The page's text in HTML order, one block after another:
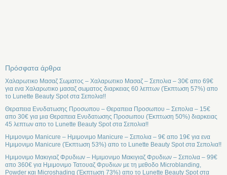
Πρόσφατα άρθρα
Χαλαρωτικο Μασαζ Σωματος – Χαλαρωτικο Μασαζ – Σεπολια – 30€ απο 69€
για ενα Χαλαρωτικο μασαζ σωματος διαρκειας 60 λεπτων (Έκπτωση 57%) απο
το Lunette Beauty Spot στα Σεπολια!!
Θεραπεια Ενυδατωσης Προσωπου – Θεραπεια Προσωπου – Σεπολια – 15€
απο 30€ για μια Θεραπεια Ενυδατωσης Προσωπου (Έκπτωση 50%) διαρκειας
45 λεπτων απο το Lunette Beauty Spot στα Σεπολια!!
Ημιμονιμο Manicure – Ημιμονιμο Manicure – Σεπολια – 9€ απο 19€ για ενα
Ημιμονιμο Manicure (Έκπτωση 53%) απο το Lunette Beauty Spot στα Σεπολια!!
Ημιμονιμο Μακιγιαζ Φρυδιων – Ημιμονιμο Μακιγιαζ Φρυδιων – Σεπολια – 99€
απο 360€ για Ημιμονιμο Τατουαζ Φρυδιων με τη μεθοδο Microblanding,
Powder και Microshading (Έκπτωση 73%) απο το Lunette Beauty Spot στα